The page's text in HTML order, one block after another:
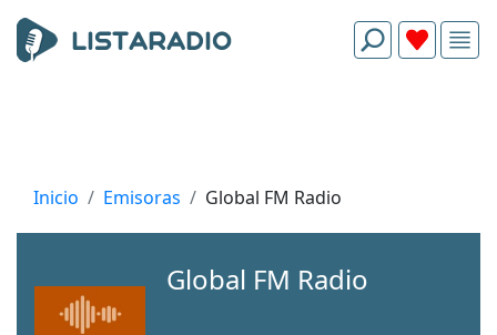
Inicio Emisoras Global FM Radio
Global FM Radio